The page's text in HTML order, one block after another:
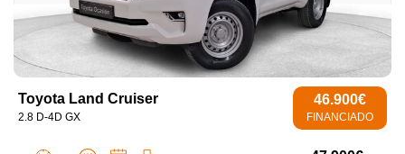
Toyota Land Cruiser
2.8 D-4D GX
46.900€
FINANCIADO